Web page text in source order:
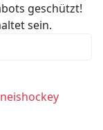
geschützt!
sein.